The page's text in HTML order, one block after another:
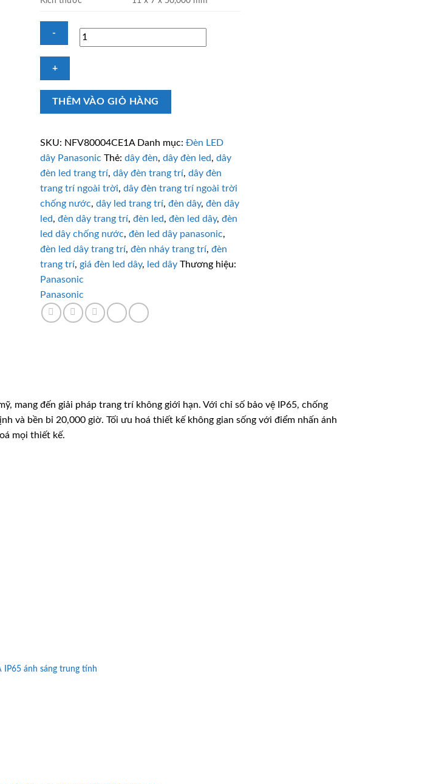
trang
IP65
trung
tính
số
lượng
THÊM VÀO GIỎ HÀNG
SKU: NFV80004CE1A Danh mục: Đèn LED
dây Panasonic Thẻ: dây đèn, dây đèn led, dây
đèn led trang trí, dây đèn trang trí, dây đèn
trang trí ngoài trời, dây đèn trang trí ngoài trời
chống nước, dây led trang trí, đèn dây, đèn dây
led, đèn dây trang trí, đèn led, đèn led dây, đèn
led dây chống nước, đèn led dây panasonic,
đèn led dây trang trí, đèn nháy trang trí, đèn
trang trí, giá đèn led dây, led dây Thương hiệu:
Panasonic
Panasonic
mang đến giải pháp trang trí không giới hạn. Với chỉ số bảo vệ IP65, chống
và bền bỉ 20,000 giờ. Tối ưu hoá thiết kế không gian sống với điểm nhấn ánh
mọi thiết kế.
IP65 ánh sáng trung tính